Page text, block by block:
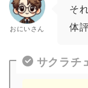
おにいさん
そ
体
サクラチ